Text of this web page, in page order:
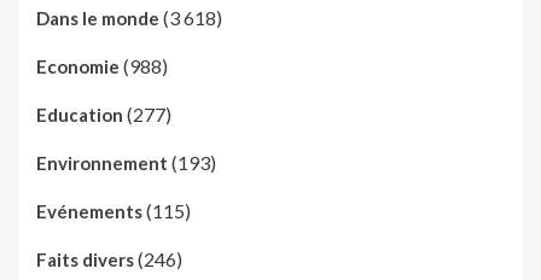
Dans le monde (3 618)
Economie (988)
Education (277)
Environnement (193)
Evénements(115)
Faits divers(246)